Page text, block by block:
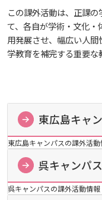
アドミッション
アドミッショ
生）
カリキュラム
カリキュラム
生）
ディプロマ・ポ
ディプロマ・
沿革
学園からのメッ
学費・入学金等
就職支援につい
動物実験に関す
財務・事業計画
別表第1・第2
広島国際大学倫
東広島・呉キ
キャンパスの歴
心理臨床センタ
学生寮・学生研
プレスリリース
SNS公式アカウ
ハラスメントに
窓口での資料受
関連情報
学園・姉妹校の
健康科学部
薬学部
リハビリテーシ
医療福祉学専攻
心理学専攻
看護学研究科
助産学専攻科
就業力育成プロ
開講講座
受講申込方法
資格取得奨励金
就職データ
キャリア支援係
研究連携相談
研究者情報（学
公的研究費の責
安全保障貿易管
地域連携
公開講座
公開講座 過去の
高大連携
子ども向け体験
子ども向け体験講
ボランティア活動
国際化ビジョン
海外研修情報
海外研修
外国人留学生
この課外活動は、正課
て、各自が学術・文化
用発展させ、幅広い人
学教育を補完する重要な
東広島キャ
東広島キャンパスの課外活
呉キャンパス
呉キャンパスの課外活動情報
規定・教育課程
進級要件等
数理・データサ
学外実習にかか
学部生研究活動
学生互助会
学生互助会申請
学生総合保障制
広島国際大学地域
公認団体の結成
課外活動団体へ
各種申請書類の
心と体
学生相談室
保健室
学生寮・国際会館
学生寮・学生研
式典(入学宣誓式